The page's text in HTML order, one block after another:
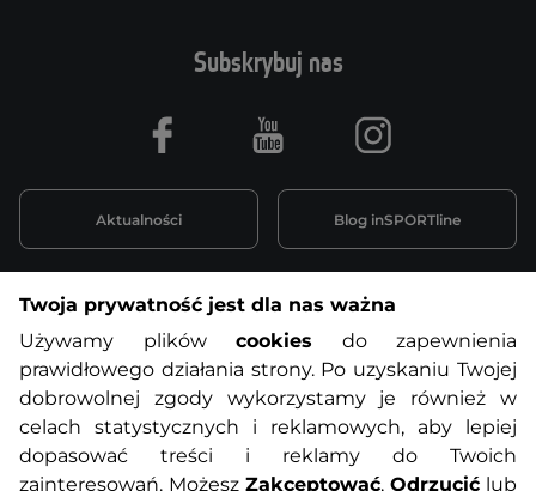
Informacje o zakupach
O nas Regulamin sklepu
Polityka prywatności Koszty przesyłek
Subskrybuj nas
Aktualności Blog inSPORTline
Facebook Youtube Instagram
Twoja prywatność jest dla nas ważna
Używamy plików cookies do zapewnienia
prawidłowego działania strony. Po uzyskaniu Twojej
dobrowolnej zgody wykorzystamy je również w
celach statystycznych i reklamowych, aby lepiej
dopasować treści i reklamy do Twoich
zainteresowań. Możesz Zakceptować, Odrzucić lub